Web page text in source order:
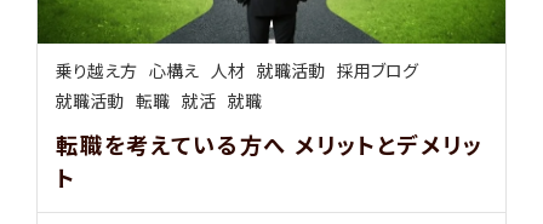
乗り越え方 心構え 人材 就職活動 採用ブログ
就職活動 転職 就活 就職
転職を考えている方へ メリットとデメリッ
ト